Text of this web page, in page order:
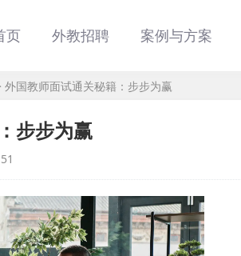
页 外教招聘 案例与方案
外国教师面试通关秘籍：步步为赢
步步为赢